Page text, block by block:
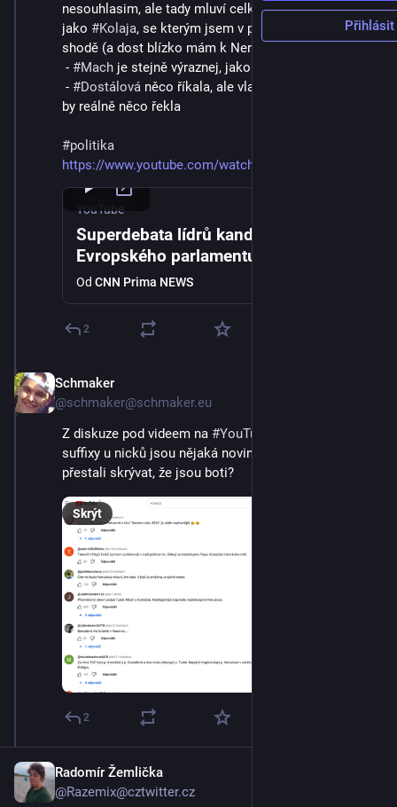
nesouhlasim, ale tady mluví celkem racionálně, stejně
jako #Kolaja, se kterým jsem v podstatě v absolutní
shodě (a dost blízko mám k Nerudový)
- #Mach je stejně výraznej, jako vždycky
- #Dostálová něco říkala, ale vlastně si nevybavim, že
by reálně něco řekla
#politika
https://www.youtube.com/watch?v=XcW48Cs-rDo
YouTube
Superdebata lídrů kandidátek do
Evropského parlamentu
Od CNN Prima NEWS
2
Schmaker
@schmaker@schmaker.eu
Z diskuze pod videem na #YouTube
suffixy u nicků jsou nějaká novinka, nebo už jen boti
přestali skrývat, že jsou boti?
Skrýt
2
Radomír Žemlička
@Razemix@cztwitter.cz
Přihlásit